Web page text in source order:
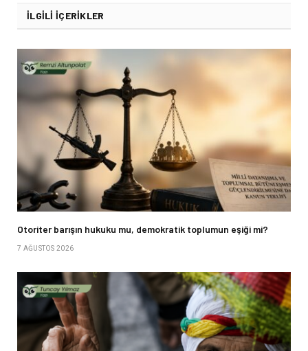
İLGILI İÇERIKLER
Otoriter barışın hukuku mu, demokratik toplumun eşiği mi?
7 AĞUSTOS 2026